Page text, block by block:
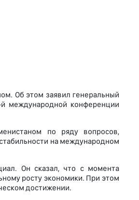
Об этом заявил генеральный
международной конференции
по ряду вопросов,
на международном
Он сказал, что с момента
росту экономики. При этом
достижении.